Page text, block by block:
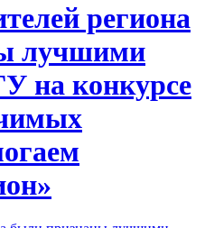
региона
лучшими
на конкурсе